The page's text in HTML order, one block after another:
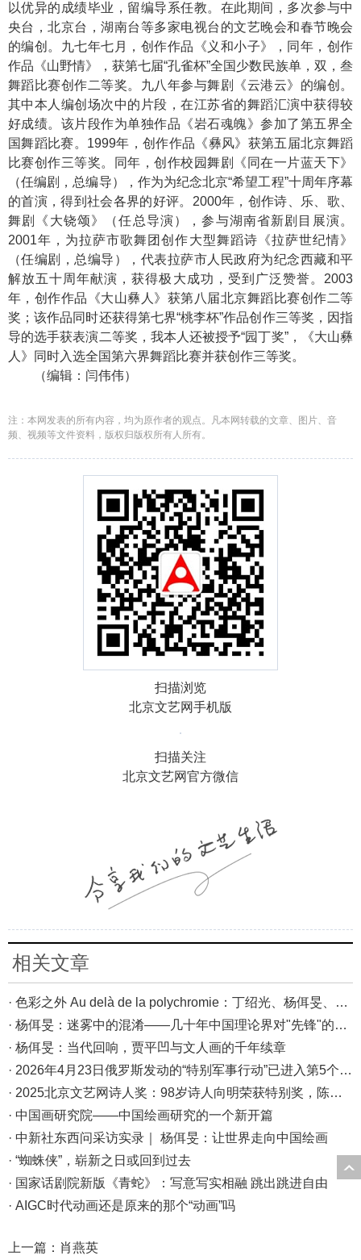
以优异的成绩毕业，留编导系任教。在此期间，多次参与中
央台，北京台，湖南台等多家电视台的文艺晚会和春节晚会
的编创。九七年七月，创作作品《义和小子》，同年，创作
作品《山野情》，获第七届“孔雀杯”全国少数民族单，双，叁
舞蹈比赛创作二等奖。九八年参与舞剧《云港云》的编创。
其中本人编创场次中的片段，在江苏省的舞蹈汇演中获得较
好成绩。该片段作为单独作品《岩石魂魄》参加了第五界全
国舞蹈比赛。1999年，创作作品《彝风》获第五届北京舞蹈
比赛创作三等奖。同年，创作校园舞剧《同在一片蓝天下》
（任编剧，总编导），作为为纪念北京“希望工程”十周年序幕
的首演，得到社会各界的好评。2000年，创作诗、乐、歌、
舞剧《大铙颂》（任总导演），参与湖南省新剧目展演。
2001年，为拉萨市歌舞团创作大型舞蹈诗《拉萨世纪情》
（任编剧，总编导），代表拉萨市人民政府为纪念西藏和平
解放五十周年献演，获得极大成功，受到广泛赞誉。2003
年，创作作品《大山彝人》获第八届北京舞蹈比赛创作二等
奖；该作品同时还获得第七界“桃李杯”作品创作三等奖，因指
导的选手获表演二等奖，我本人还被授予“园丁奖”，《大山彝
人》同时入选全国第六界舞蹈比赛并获创作三等奖。
（编辑：闫伟伟）
注：本网发表的所有内容，均为原作者的观点。凡本网转载的文章、图片、音
频、视频等文件资料，版权归版权所有人所有。
扫描浏览
北京文艺网手机版
扫描关注
北京文艺网官方微信
相关文章
· 色彩之外 Au delà de la polychromie：丁绍光、杨佴旻、Alain Cardenas·Castro巴黎展
· 杨佴旻：迷雾中的混淆——几十年中国理论界对"先锋"的误读，对创作的误导
· 杨佴旻：当代回响，贾平凹与文人画的千年续章
· 2026年4月23日俄罗斯发动的“特别军事行动”已进入第5个年头，俄乌局势最新综述
· 2025北京文艺网诗人奖：98岁诗人向明荣获特别奖，陈东东荣获诗人奖，茱萸荣获年度诗人奖！
· 中国画研究院——中国绘画研究的一个新开篇
· 中新社东西问采访实录｜ 杨佴旻：让世界走向中国绘画
· “蜘蛛侠”，崭新之日或回到过去
· 国家话剧院新版《青蛇》：写意写实相融 跳出跳进自由
· AIGC时代动画还是原来的那个“动画”吗
上一篇： 肖燕英